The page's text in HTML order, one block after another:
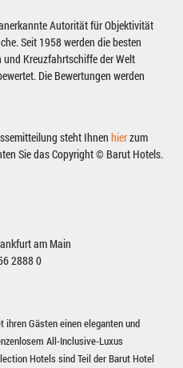
Autorität für Objektivität
Seit 1958 werden die besten
und Kreuzfahrtschiffe der Welt
Die Bewertungen werden
steht Ihnen hierzum
Sie das Copyright © Barut Hotels.
am Main
2888 0
Gästen einen eleganten und
All-Inclusive-Luxus
Hotels sind Teil der Barut Hotel